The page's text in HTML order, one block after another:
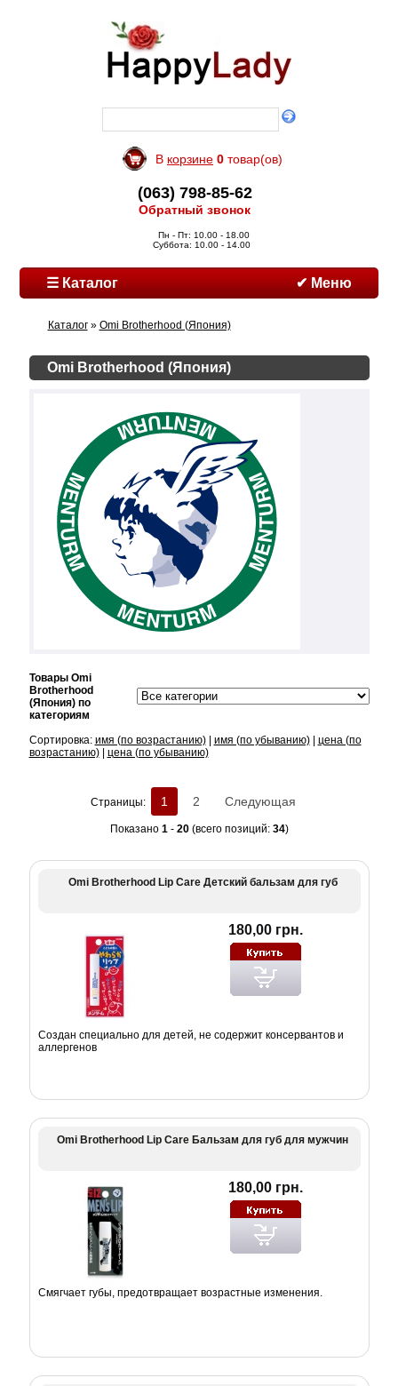
В корзине 0 товар(ов)
(063) 798-85-62
Обратный звонок
Пн - Пт: 10.00 - 18.00
Суббота: 10.00 - 14.00
☰ Каталог ✔ Меню
Каталог» Omi Brotherhood (Япония)
Omi Brotherhood (Япония)
Товары Omi
Brotherhood
(Япония) по
категориям
Сортировка: имя (по возрастанию)| имя (по убыванию)| цена (по
возрастанию)| цена (по убыванию)
Страницы: 1 2 Следующая
Показано 1- 20(всего позиций: 34)
Omi Brotherhood Lip Care Детский бальзам для губ
180,00 грн.
Создан специально для детей, не содержит консервантов и
аллергенов
Omi Brotherhood Lip Care Бальзам для губ для мужчин
180,00 грн.
Смягчает губы, предотвращает возрастные изменения.